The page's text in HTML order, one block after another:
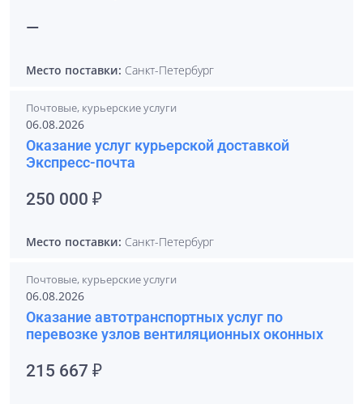
—
Место поставки: Санкт-Петербург
Почтовые, курьерские услуги
06.08.2026
Оказание услуг курьерской доставкой
Экспресс-почта
250 000 ₽
Место поставки: Санкт-Петербург
Почтовые, курьерские услуги
06.08.2026
Оказание автотранспортных услуг по
перевозке узлов вентиляционных оконных
215 667 ₽